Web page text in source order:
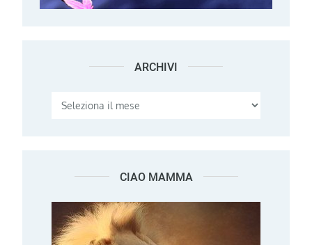
ARCHIVI Archivi
CIAO MAMMA